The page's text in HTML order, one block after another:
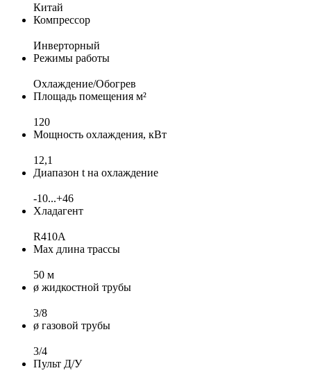
Китай
Компрессор
Инверторный
Режимы работы
Охлаждение/Обогрев
Площадь помещения м²
120
Мощность охлаждения, кВт
12,1
Диапазон t на охлаждение
-10...+46
Хладагент
R410A
Max длина трассы
50 м
ø жидкостной трубы
3/8
ø газовой трубы
3/4
Пульт Д/У